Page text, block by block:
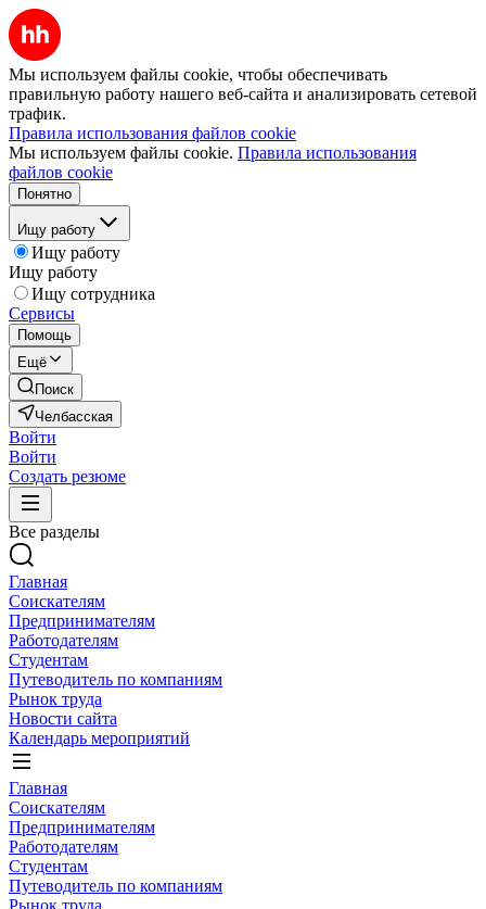
Мы используем файлы cookie, чтобы обеспечивать
правильную работу нашего веб-сайта и анализировать сетевой
трафик.
Правила использования файлов cookie
Мы используем файлы cookie. Правила использования
файлов cookie
Понятно
Ищу работу
Ищу работу
Ищу работу
Ищу сотрудника
Сервисы
Помощь
Ещё
Поиск
Челбасская
Войти
Войти
Создать резюме
Все разделы
Главная
Соискателям
Предпринимателям
Работодателям
Студентам
Путеводитель по компаниям
Рынок труда
Новости сайта
Календарь мероприятий
Главная
Соискателям
Предпринимателям
Работодателям
Студентам
Путеводитель по компаниям
Рынок труда